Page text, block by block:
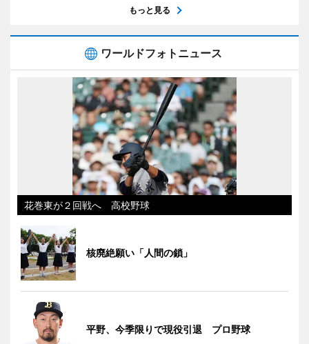
もっと見る
ワールドフォトニュース
花巻東が２回戦へ 高校野球
核廃絶願い「人間の鎖」
平野、今季限りで現役引退 プロ野球